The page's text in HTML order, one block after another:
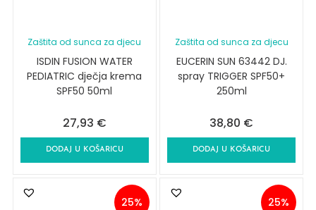
Zaštita od sunca za djecu
ISDIN FUSION WATER
PEDIATRIC dječja krema
SPF50 50ml
27,93 €
DODAJ U KOŠARICU
Zaštita od sunca za djecu
EUCERIN SUN 63442 DJ.
spray TRIGGER SPF50+
250ml
38,80 €
DODAJ U KOŠARICU
25% 25%